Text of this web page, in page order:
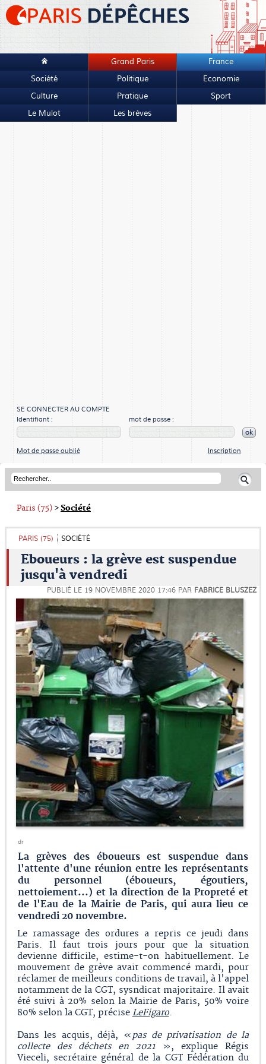
Grand Paris
France
Société
Politique
Economie
Culture
Pratique
Sport
Le Mulot
Les brèves
SE CONNECTER AU COMPTE
Identifiant :
mot de passe :
ok
Mot de passe oublié Inscription
Paris (75) >Société
PARIS (75) SOCIÉTÉ
Eboueurs : la grève est suspendue
jusqu'à vendredi
PUBLIÉ LE 19 NOVEMBRE 2020 17:46 PAR FABRICE BLUSZEZ
dr
La grèves des éboueurs est suspendue dans
l'attente d'une réunion entre les représentants
du personnel (éboueurs, égoutiers,
nettoiement...) et la direction de la Propreté et
de l'Eau de la Mairie de Paris, qui aura lieu ce
vendredi 20 novembre.
Le ramassage des ordures a repris ce jeudi dans
Paris. Il faut trois jours pour que la situation
devienne difficile, estime-t-on habituellement. Le
mouvement de grève avait commencé mardi, pour
réclamer de meilleurs conditions de travail, à l'appel
notamment de la CGT, sysndicat majoritaire. Il avait
été suivi à 20% selon la Mairie de Paris, 50% voire
80% selon la CGT, précise LeFigaro.
Dans les acquis, déjà, «pas de privatisation de la
collecte des déchets en 2021 », explique Régis
Vieceli, secrétaire général de la CGT Fédération du